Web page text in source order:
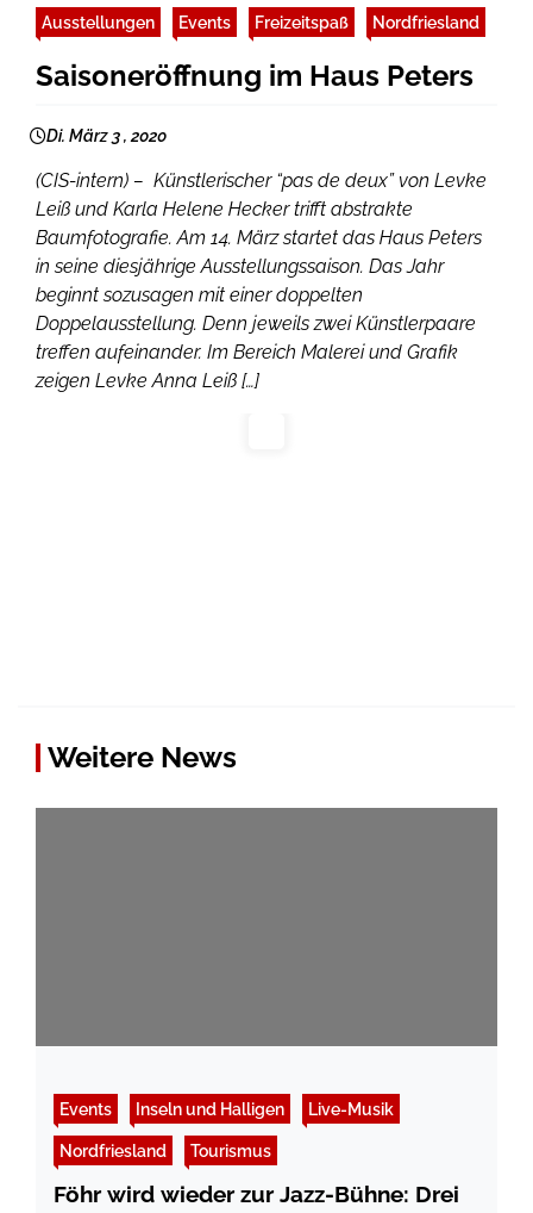
Ausstellungen Events Freizeitspaß Nordfriesland
Saisoneröffnung im Haus Peters
Di. März 3 , 2020
(CIS-intern) – Künstlerischer “pas de deux” von Levke
Leiß und Karla Helene Hecker trifft abstrakte
Baumfotografie. Am 14. März startet das Haus Peters
in seine diesjährige Ausstellungssaison. Das Jahr
beginnt sozusagen mit einer doppelten
Doppelausstellung. Denn jeweils zwei Künstlerpaare
treffen aufeinander. Im Bereich Malerei und Grafik
zeigen Levke Anna Leiß […]
Weitere News
Events Inseln und Halligen Live-Musik
Nordfriesland Tourismus
Föhr wird wieder zur Jazz-Bühne: Drei